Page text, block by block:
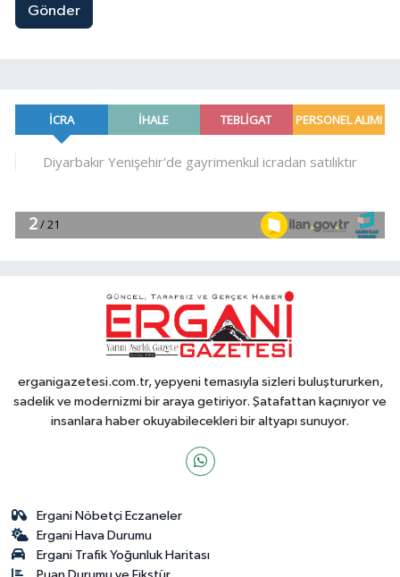
Gönder
erganigazetesi.com.tr, yepyeni temasıyla sizleri buluştururken,
sadelik ve modernizmi bir araya getiriyor. Şatafattan kaçınıyor ve
insanlara haber okuyabilecekleri bir altyapı sunuyor.
Ergani Nöbetçi Eczaneler
Ergani Hava Durumu
Ergani Trafik Yoğunluk Haritası